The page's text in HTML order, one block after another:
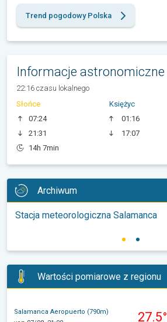
Trend pogodowy Polska
Informacje astronomiczne
22:16 czasu lokalnego
Słońce
07:24
21:31
14h 7min
Księżyc
01:16
17:07
Archiwum
Stacja meteorologiczna Salamanca
Wartości pomiarowe z regionu
Salamanca Aeropuerto (790m)
27.5°